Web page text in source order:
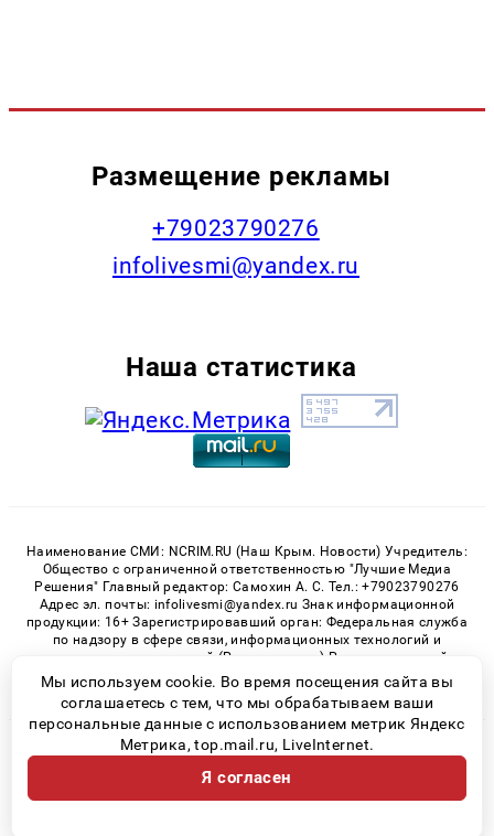
Размещение рекламы
+79023790276
infolivesmi@yandex.ru
Наша статистика
Наименование СМИ: NCRIM.RU (Наш Крым. Новости) Учредитель:
Общество с ограниченной ответственностью "Лучшие Медиа
Решения" Главный редактор: Самохин А. С. Тел.: +79023790276
Адрес эл. почты: infolivesmi@yandex.ru Знак информационной
продукции: 16+ Зарегистрировавший орган: Федеральная служба
по надзору в сфере связи, информационных технологий и
массовых коммуникаций (Роскомнадзор) Регистрационный
номер СМИ ЭЛ № ФС 77 - 81150 от 02.06.2021
© 2026 «nCrim.ru» | Все права защищены
Возрастная категория сайта 16+
Политика конфиденциальности
Мы используем cookie. Во время посещения сайта вы
соглашаетесь с тем, что мы обрабатываем ваши
персональные данные с использованием метрик Яндекс
Метрика, top.mail.ru, LiveInternet.
Я согласен